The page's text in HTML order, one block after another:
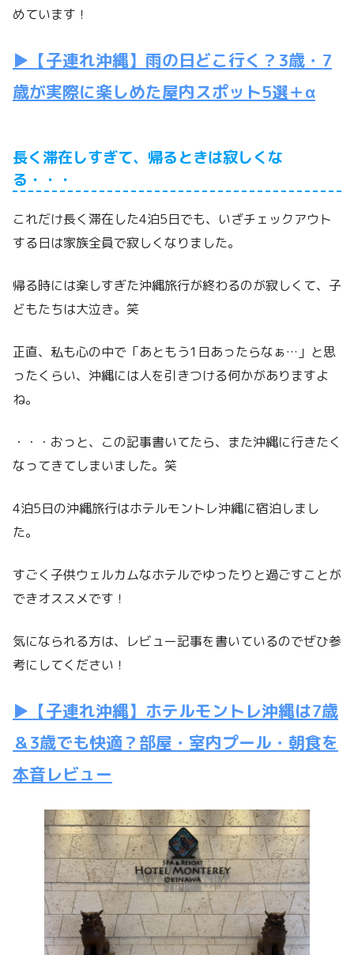
めています！
▶【子連れ沖縄】雨の日どこ行く？3歳・7
歳が実際に楽しめた屋内スポット5選＋α
長く滞在しすぎて、帰るときは寂しくな
る・・・
これだけ長く滞在した4泊5日でも、いざチェックアウト
する日は家族全員で寂しくなりました。
帰る時には楽しすぎた沖縄旅行が終わるのが寂しくて、子
どもたちは大泣き。笑
正直、私も心の中で「あともう1日あったらなぁ…」と思
ったくらい、沖縄には人を引きつける何かがありますよ
ね。
・・・おっと、この記事書いてたら、また沖縄に行きたく
なってきてしまいました。笑
4泊5日の沖縄旅行はホテルモントレ沖縄に宿泊しまし
た。
すごく子供ウェルカムなホテルでゆったりと過ごすことが
できオススメです！
気になられる方は、レビュー記事を書いているのでぜひ参
考にしてください！
▶【子連れ沖縄】ホテルモントレ沖縄は7歳
＆3歳でも快適？部屋・室内プール・朝食を
本音レビュー